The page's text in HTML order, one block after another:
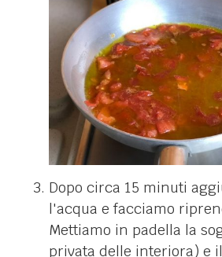
Dopo circa 15 minuti
l'acqua e facciamo
Mettiamo in padella la
privata delle interiora) e